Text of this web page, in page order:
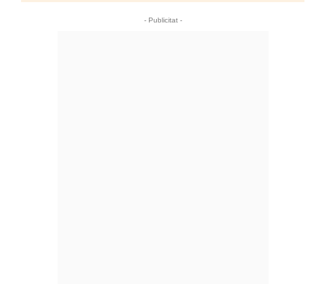
- Publicitat -